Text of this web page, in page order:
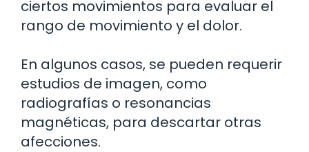
ciertos movimientos para evaluar el
rango de movimiento y el dolor.
En algunos casos, se pueden requerir
estudios de imagen, como
radiografías o resonancias
magnéticas, para descartar otras
afecciones.